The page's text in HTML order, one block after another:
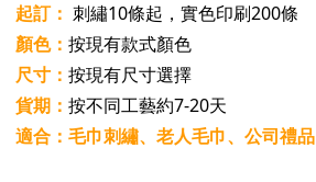
起訂： 刺繡10條起，實色印刷200條
顏色： 按現有款式顏色
尺寸： 按現有尺寸選擇
貨期： 按不同工藝約7-20天
適合：毛巾刺繡、老人毛巾、公司禮品